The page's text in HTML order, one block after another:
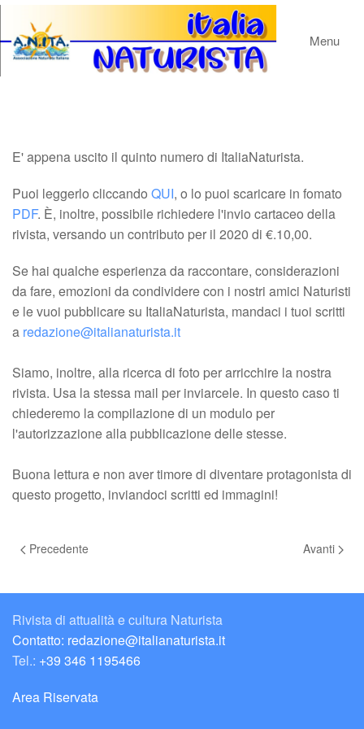
Menu
E' appena uscito il quinto numero di ItaliaNaturista.
Puoi leggerlo cliccando QUI, o lo puoi scaricare in fomato
PDF. È, inoltre, possibile richiedere l'invio cartaceo della
rivista, versando un contributo per il 2020 di €.10,00.
Se hai qualche esperienza da raccontare, considerazioni
da fare, emozioni da condividere con i nostri amici Naturisti
e le vuoi pubblicare su ItaliaNaturista, mandaci i tuoi scritti
a redazione@italianaturista.it
Siamo, inoltre, alla ricerca di foto per arricchire la nostra
rivista. Usa la stessa mail per inviarcele. In questo caso ti
chiederemo la compilazione di un modulo per
l'autorizzazione alla pubblicazione delle stesse.
Buona lettura e non aver timore di diventare protagonista di
questo progetto, inviandoci scritti ed immagini!
Precedente Avanti
Rivista di attualità e cultura Naturista
Contatto: redazione@italianaturista.it
Tel.: +39 346 1195466
Area Riservata